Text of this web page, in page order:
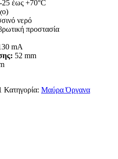
-25 έως +70°C
νερό
προστασία
mA
52 mm
Κατηγορία: Μαύρα Όργανα